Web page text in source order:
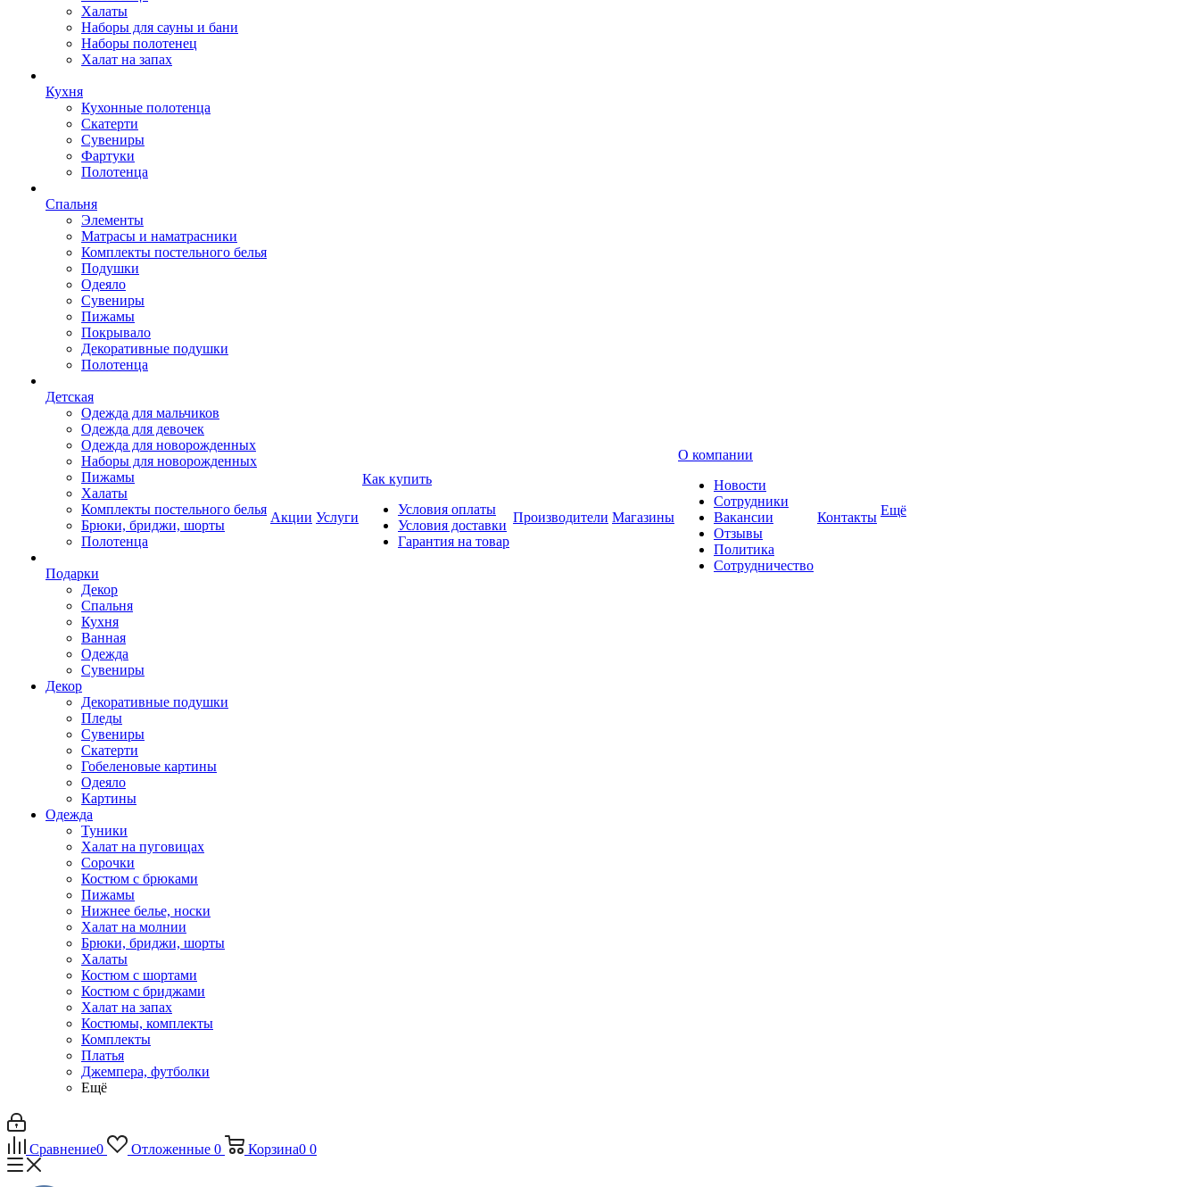
Халаты
Наборы для сауны и бани
Наборы полотенец
Халат на запах
Кухня
Кухонные полотенца
Скатерти
Сувениры
Фартуки
Полотенца
Спальня
Элементы
Матрасы и наматрасники
Комплекты постельного белья
Подушки
Одеяло
Сувениры
Пижамы
Покрывало
Декоративные подушки
Полотенца
Детская
Одежда для мальчиков
Одежда для девочек
Одежда для новорожденных
Наборы для новорожденных
Пижамы
Халаты
Комплекты постельного белья
Брюки, бриджи, шорты
Полотенца
Подарки
Декор
Спальня
Кухня
Ванная
Одежда
Сувениры
Декор
Декоративные подушки
Пледы
Сувениры
Скатерти
Гобеленовые картины
Одеяло
Картины
Одежда
Туники
Халат на пуговицах
Сорочки
Костюм с брюками
Пижамы
Нижнее белье, носки
Халат на молнии
Брюки, бриджи, шорты
Халаты
Костюм с шортами
Костюм с бриджами
Халат на запах
Костюмы, комплекты
Комплекты
Платья
Джемпера, футболки
Ещё
Акции Услуги
Как купить
Условия оплаты
Условия доставки
Гарантия на товар
Производители Магазины
О компании
Новости
Сотрудники
Вакансии
Отзывы
Политика
Сотрудничество
Контакты Ещё
Сравнение0 Отложенные 0 Корзина0 0